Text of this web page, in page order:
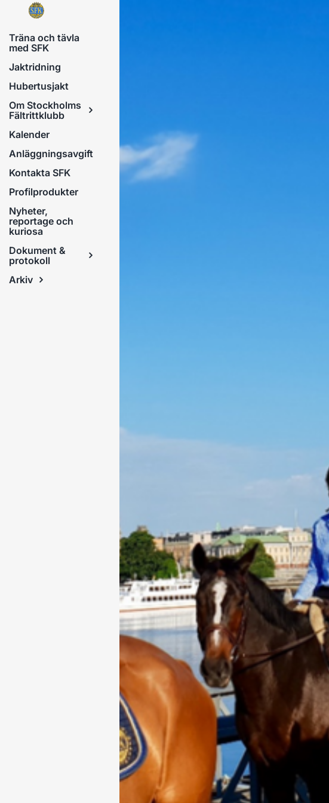
Fortsätt
innehållet
Träna och tävla
med SFK
Jaktridning
Hubertusjakt
Om Stockholms
Fältrittklubb
Kalender
Anläggningsavgift
Kontakta SFK
Profilprodukter
Nyheter,
reportage och
kuriosa
Dokument &
protokoll
Arkiv